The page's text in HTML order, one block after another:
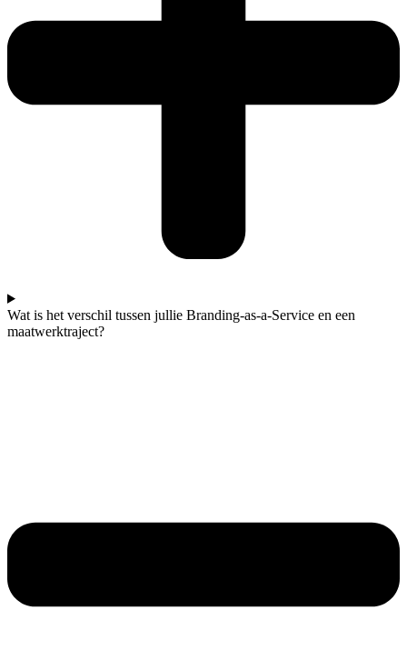
Wat is het verschil tussen jullie Branding-as-a-Service en een
maatwerktraject?